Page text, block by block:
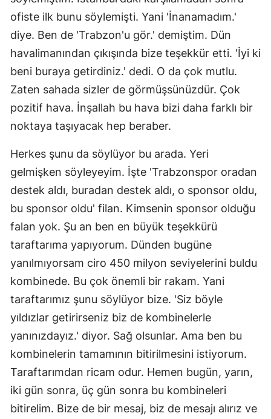
ofiste ilk bunu söylemişti. Yani 'İnanamadım.'
diye. Ben de 'Trabzon'u gör.' demiştim. Dün
havalimanından çıkışında bize teşekkür etti. 'İyi ki
beni buraya getirdiniz.' dedi. O da çok mutlu.
Zaten sahada sizler de görmüşsünüzdür. Çok
pozitif hava. İnşallah bu hava bizi daha farklı bir
noktaya taşıyacak hep beraber.
Herkes şunu da söylüyor bu arada. Yeri
gelmişken söyleyeyim. İşte 'Trabzonspor oradan
destek aldı, buradan destek aldı, o sponsor oldu,
bu sponsor oldu' filan. Kimsenin sponsor olduğu
falan yok. Şu an ben en büyük teşekkürü
taraftarıma yapıyorum. Dünden bugüne
yanılmıyorsam ciro 450 milyon seviyelerini buldu
kombinede. Bu çok önemli bir rakam. Yani
taraftarımız şunu söylüyor bize. 'Siz böyle
yıldızlar getirirseniz biz de kombinelerle
yanınızdayız.' diyor. Sağ olsunlar. Ama ben bu
kombinelerin tamamının bitirilmesini istiyorum.
Taraftarımdan ricam odur. Hemen bugün, yarın,
iki gün sonra, üç gün sonra bu kombineleri
bitirelim. Bize de bir mesaj, biz de mesajı alırız ve